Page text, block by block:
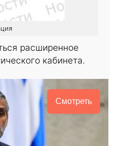
расширенное
кабинета.
Смотреть